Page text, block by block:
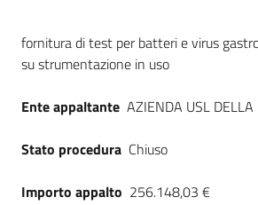
Piattaforme
telematiche
Dati del bando
fornitura di test per batteri e virus
su strumentazione in uso
Ente appaltante AZIENDA USL
Stato procedura Chiuso
Importo appalto 256.148,03 €